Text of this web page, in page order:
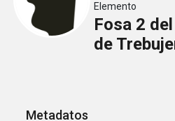
Elemento
Fosa 2
de
Metadatos